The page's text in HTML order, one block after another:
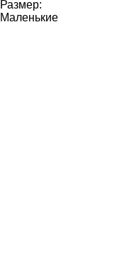
Размер:
Маленькие